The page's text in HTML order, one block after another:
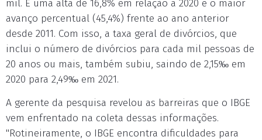
mil. É uma alta de 16,8% em relação a 2020 e o maior
avanço percentual (45,4%) frente ao ano anterior
desde 2011. Com isso, a taxa geral de divórcios, que
inclui o número de divórcios para cada mil pessoas de
20 anos ou mais, também subiu, saindo de 2,15‰ em
2020 para 2,49‰ em 2021.
A gerente da pesquisa revelou as barreiras que o IBGE
vem enfrentado na coleta dessas informações.
"Rotineiramente, o IBGE encontra dificuldades para